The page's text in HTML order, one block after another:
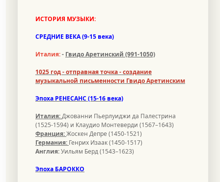
ИСТОРИЯ МУЗЫКИ:
СРЕДНИЕ ВЕКА (9-15 века)
Италия:- Гвидо Аретинский (991-1050)
1025 год - отправная точка - создание
музыкальной письменности Гвидо Аретинским
Эпоха РЕНЕСАНС (15-16 века)
Италия:Джованни Пьерлуиджи да Палестрина
(1525-1594) и Клаудио Монтеверди (1567–1643)
Франция:Жоскен Депре (1450-1521)
Германия: Генрих Изаак (1450-1517)
Англия:Уильям Берд (1543–1623)
Эпоха БАРОККО